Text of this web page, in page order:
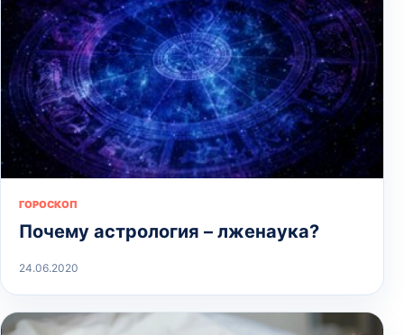
ГОРОСКОП
Почему астрология – лженаука?
24.06.2020